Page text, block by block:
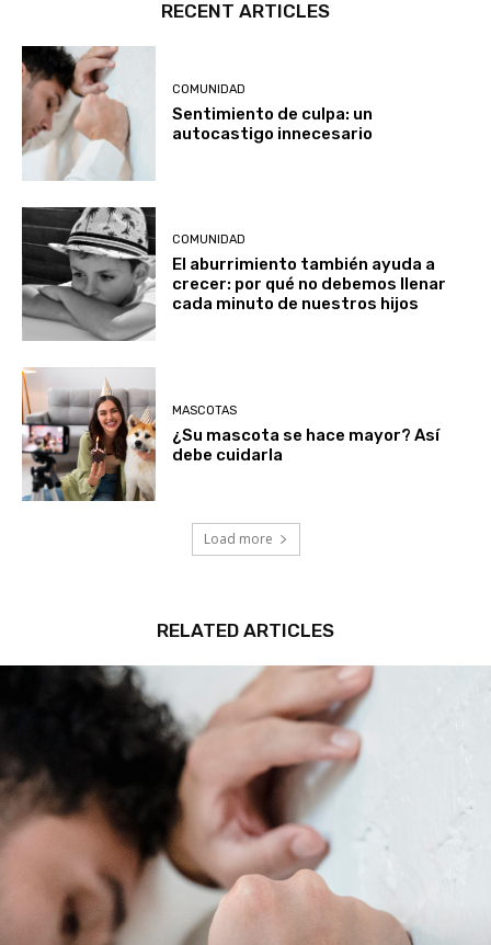
RECENT ARTICLES
COMUNIDAD
Sentimiento de culpa: un
autocastigo innecesario
COMUNIDAD
El aburrimiento también ayuda a
crecer: por qué no debemos llenar
cada minuto de nuestros hijos
MASCOTAS
¿Su mascota se hace mayor? Así
debe cuidarla
Load more
RELATED ARTICLES